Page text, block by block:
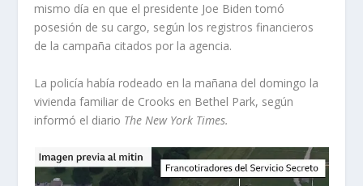
mismo día en que el presidente Joe Biden tomó
posesión de su cargo, según los registros financieros
de la campaña citados por la agencia.
La policía había rodeado en la mañana del domingo la
vivienda familiar de Crooks en Bethel Park, según
informó el diario The New York Times.